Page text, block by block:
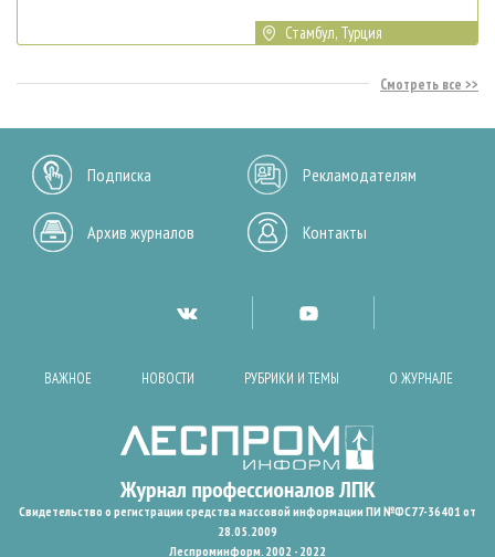
Стамбул, Турция
Смотреть все
Подписка Рекламодателям
Архив журналов Контакты
ВАЖНОЕ НОВОСТИ РУБРИКИ И ТЕМЫ О ЖУРНАЛЕ
Свидетельство о регистрации средства массовой информации ПИ №ФС77-36401 от
28.05.2009
Леспроминформ. 2002 - 2022